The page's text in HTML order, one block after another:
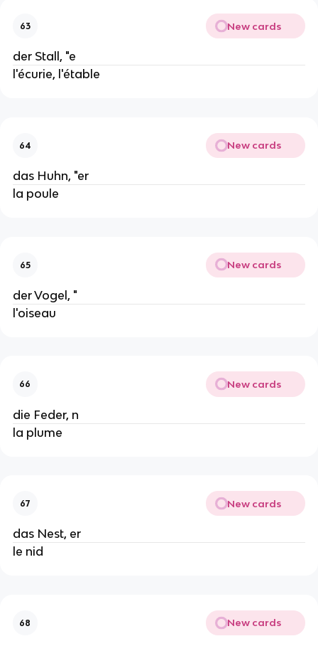
63 New cards
der Stall, "e
l'écurie, l'étable
64 New cards
das Huhn, "er
la poule
65 New cards
der Vogel, "
l'oiseau
66 New cards
die Feder, n
la plume
67 New cards
das Nest, er
le nid
68 New cards